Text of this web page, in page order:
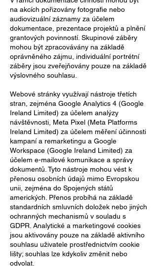
na akcích pořizovány fotografie nebo
audiovizuální záznamy za účelem
dokumentace, prezentace projektů a plnění
grantových povinností. Skupinové záběry
mohou být zpracovávány na základě
oprávněného zájmu, individuální portrétní
záběry jsou zveřejňovány pouze na základě
výslovného souhlasu.
Webové stránky využívají nástroje třetích
stran, zejména Google Analytics 4 (Google
Ireland Limited) za účelem analýzy
návštěvnosti, Meta Pixel (Meta Platforms
Ireland Limited) za účelem měření účinnosti
kampaní a remarketingu a Google
Workspace (Google Ireland Limited) za
účelem e-mailové komunikace a správy
dokumentů. Tyto nástroje mohou vést k
přenosu osobních údajů mimo Evropskou
unii, zejména do Spojených států
amerických. Přenos probíhá na základě
standardních smluvních doložek nebo jiných
ochranných mechanismů v souladu s
GDPR. Analytické a marketingové cookies
jsou aktivovány pouze na základě aktivního
souhlasu uživatele prostřednictvím cookie
lišty; souhlas lze kdykoliv změnit nebo
odvolat.